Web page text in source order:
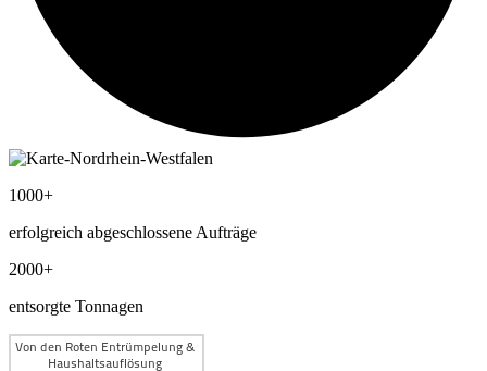
1000+
erfolgreich abgeschlossene Aufträge
2000+
entsorgte Tonnagen